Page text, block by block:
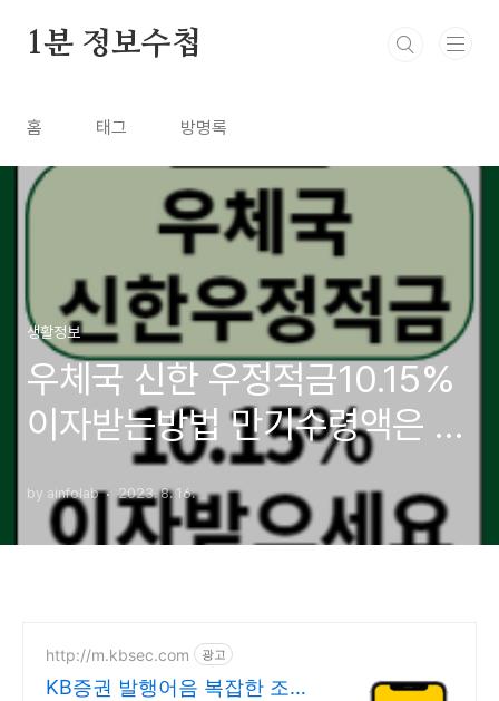
1분 정보수첩
홈 태그 방명록
생활정보
우체국 신한 우정적금10.15%
이자받는방법 만기수령액은 얼
by ainfolab 2023. 8. 16.
http://m.kbsec.com 광고
KB증권 발행어음 복잡한 조건